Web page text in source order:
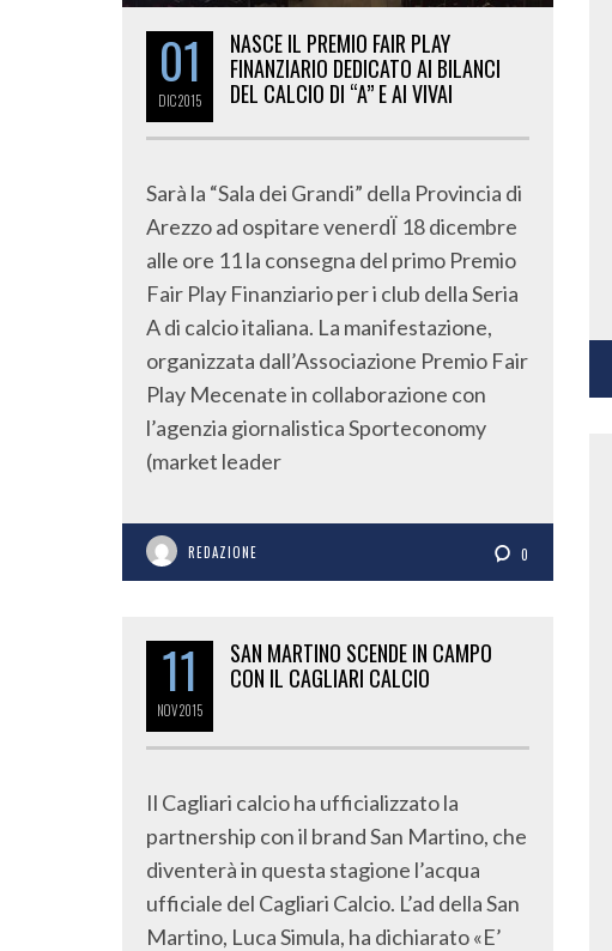
01
DIC2015
NASCE IL PREMIO FAIR PLAY
FINANZIARIO DEDICATO AI BILANCI
DEL CALCIO DI “A” E AI VIVAI
Sarà la “Sala dei Grandi” della Provincia di
Arezzo ad ospitare venerdÏ 18 dicembre
alle ore 11 la consegna del primo Premio
Fair Play Finanziario per i club della Seria
A di calcio italiana. La manifestazione,
organizzata dall’Associazione Premio Fair
Play Mecenate in collaborazione con
l’agenzia giornalistica Sporteconomy
(market leader
REDAZIONE 0
11
NOV2015
SAN MARTINO SCENDE IN CAMPO
CON IL CAGLIARI CALCIO
Il Cagliari calcio ha ufficializzato la
partnership con il brand San Martino, che
diventerà in questa stagione l’acqua
ufficiale del Cagliari Calcio. L’ad della San
Martino, Luca Simula, ha dichiarato «E’